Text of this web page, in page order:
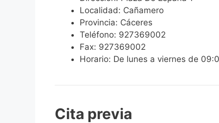
Localidad: Cañamero
Provincia: Cáceres
Teléfono: 927369002
Fax: 927369002
Horario: De lunes a viernes de
Cita previa